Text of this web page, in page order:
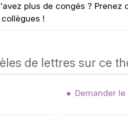
plus de congés ? Prenez
!
de lettres sur ce
Demander